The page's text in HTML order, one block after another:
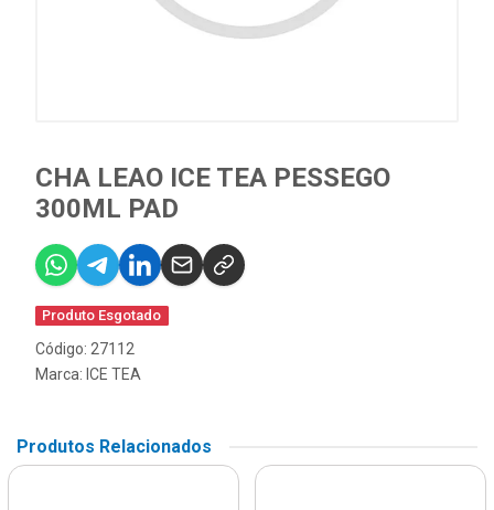
CHA LEAO ICE TEA PESSEGO
300ML PAD
Produto Esgotado
Código: 27112
Marca: ICE TEA
Produtos Relacionados